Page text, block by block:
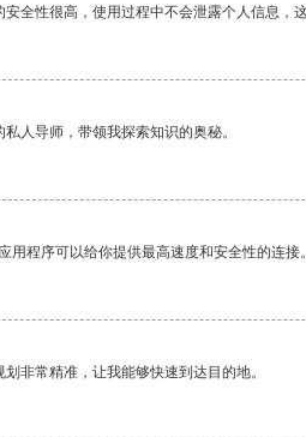
全性很高，使用过程中不会泄露个人信息，
人导师，带领我探索知识的奥秘。
用程序可以给你提供最高速度和安全性的连接。
非常精准，让我能够快速到达目的地。